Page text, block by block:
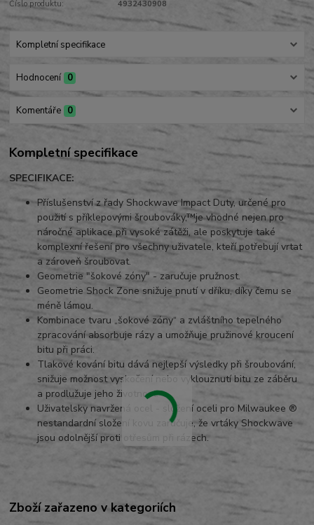
Číslo produktu: 4932430908
Kompletní specifikace
Hodnocení 0
Komentáře 0
Kompletní specifikace
SPECIFIKACE:
Příslušenství z řady Shockwave Impact Duty, určené pro
použití s příklepovými šroubováky,™je vhodné nejen pro
náročné aplikace při vysoké zátěži, ale poskytuje také
komplexní řešení pro všechny uživatele, kteří potřebují vrtat
a zároveň šroubovat.
Geometrie "šokové zóny" - zaručuje pružnost.
Geometrie Shock Zone snižuje pnutí v dříku, díky čemu se
méně lámou.
Kombinace tvaru „šokové zóny“ a zvláštního tepelného
zpracování absorbuje rázy a umožňuje pružinové kroucení
bitu při práci.
Tlakové kování bitu dává nejlepší výsledky při šroubování,
snižuje možnost vyskočení nebo vyklouznutí bitu ze záběru
a prodlužuje jeho životnost.
Uživatelsky navržená ocel - složení oceli pro Milwaukee ®
nestandardní složení kovu zaručuje, že vrtáky Shockwave
jsou odolnější proti otřesům při rázech.
Zboží zařazeno v kategoriích